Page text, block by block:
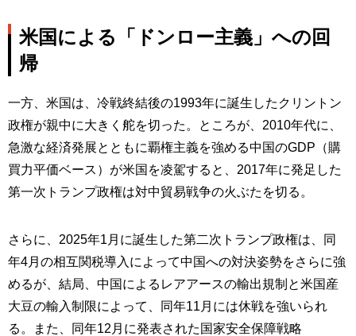
米国による「ドンロー主義」への回
帰
一方、米国は、冷戦終結後の1993年に誕生したクリントン
政権が親中に大きく舵を切った。ところが、2010年代に、
急激な経済発展とともに覇権主義を強める中国のGDP（購
買力平価ベース）が米国を凌駕すると、2017年に発足した
第一次トランプ政権は対中貿易戦争の火ぶたを切る。
さらに、2025年1月に誕生した第二次トランプ政権は、同
年4月の相互関税導入によって中国への対決姿勢をさらに強
めるが、結局、中国によるレアアースの輸出規制と米国産
大豆の輸入制限によって、同年11月には休戦を強いられ
る。また、同年12月に発表された国家安全保障戦略